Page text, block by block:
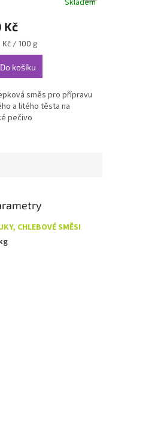
Skladem
Kč
Kč / 100 g
Do košíku
směs pro přípravu
a litého těsta na
pečivo
CHLEBOVÉ SMĚSI